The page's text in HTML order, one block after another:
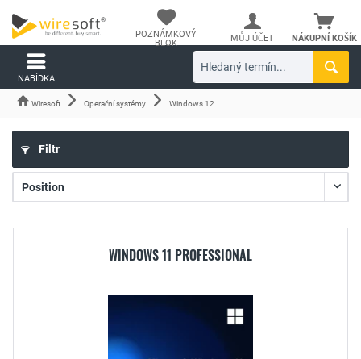
NÁKUPNÍ KOŠÍK
POZNÁMKOVÝ
BLOK
MŮJ ÚČET
NABÍDKA
Wiresoft Operační systémy Windows 12
Filtr
WINDOWS 11 PROFESSIONAL